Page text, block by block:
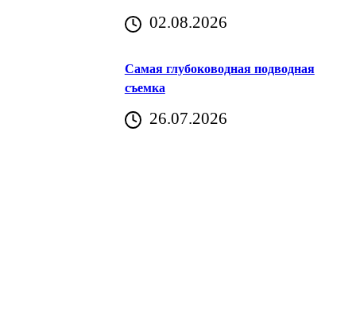
02.08.2026
Самая глубоководная подводная
съемка
26.07.2026